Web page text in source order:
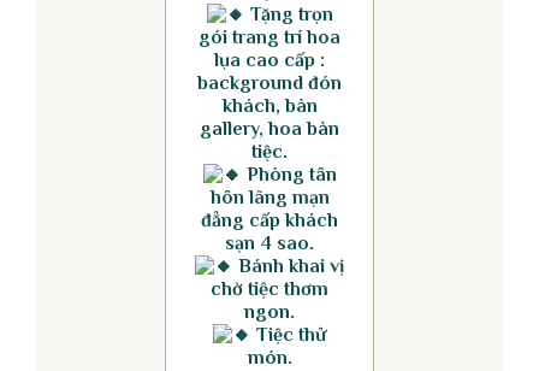
Tặng trọn
gói trang trí hoa
lụa cao cấp :
background đón
khách, bàn
gallery, hoa bàn
tiệc.
Phòng tân
hôn lãng mạn
đẳng cấp khách
sạn 4 sao.
Bánh khai vị
chờ tiệc thơm
ngon.
Tiệc thử
món.